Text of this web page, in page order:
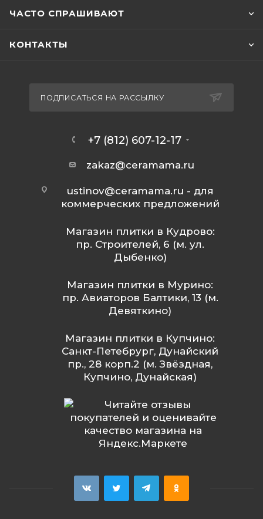
ЧАСТО СПРАШИВАЮТ
КОНТАКТЫ
ПОДПИСАТЬСЯ НА РАССЫЛКУ
+7 (812) 607-12-17
zakaz@ceramama.ru
ustinov@ceramama.ru - для
коммерческих предложений
Магазин плитки в Кудрово:
пр. Строителей, 6 (м. ул.
Дыбенко)
Магазин плитки в Мурино:
пр. Авиаторов Балтики, 13 (м.
Девяткино)
Магазин плитки в Купчино:
Санкт-Петебрург, Дунайский
пр., 28 корп.2 (м. Звёздная,
Купчино, Дунайская)